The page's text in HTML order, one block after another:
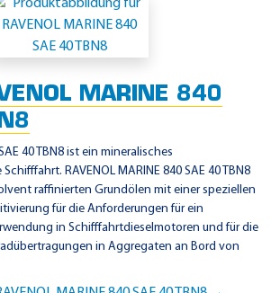
MARINE 840
40 TBN8 ist ein mineralisches
RAVENOL MARINE 840 SAE 40 TBN8
raffinierten Grundölen mit einer speziellen
für die Anforderungen für ein
in Schifffahrtdieselmotoren und für die
in Aggregaten an Bord von